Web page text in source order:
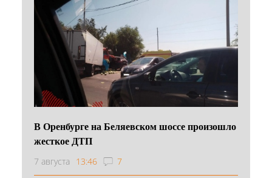
В Оренбурге на Беляевском шоссе произошло
жесткое ДТП
7 августа 13:46 7